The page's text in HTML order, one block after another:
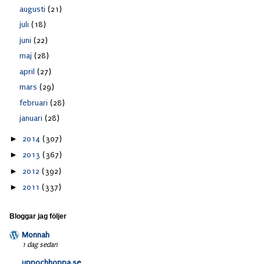
augusti (21)
juli (18)
juni (22)
maj (28)
april (27)
mars (29)
februari (28)
januari (28)
► 2014 (307)
► 2013 (367)
► 2012 (392)
► 2011 (337)
Bloggar jag följer
Monnah
1 dag sedan